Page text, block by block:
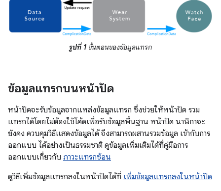
รูปที่ 1 ขั้นตอนของข้อมูลแทรก
ข้อมูลแทรกบนหน้าปัด
หน้าปัดจะรับข้อมูลจากแหล่งข้อมูลแทรก ซึ่งช่วยให้หน้าปัด รวม
แทรกได้โดยไม่ต้องใช้โค้ดเพื่อรับข้อมูลพื้นฐาน หน้าปัด นาฬิกาจะ
ยังคง ควบคุมวิธีแสดงข้อมูลได้ จึงสามารถผสานรวมข้อมูล เข้ากับการ
ออกแบบ ได้อย่างเป็นธรรมชาติ ดูข้อมูลเพิ่มเติมได้ที่คู่มือการ
ออกแบบเกี่ยวกับ ภาวะแทรกซ้อน
ดูวิธีเพิ่มข้อมูลแทรกลงในหน้าปัดได้ที่ เพิ่มข้อมูลแทรกลงในหน้าปัด